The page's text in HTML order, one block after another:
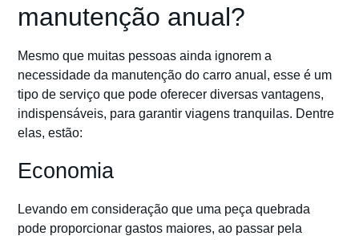
manutenção anual?
Mesmo que muitas pessoas ainda ignorem a
necessidade da manutenção do carro anual, esse é um
tipo de serviço que pode oferecer diversas vantagens,
indispensáveis, para garantir viagens tranquilas. Dentre
elas, estão:
Economia
Levando em consideração que uma peça quebrada
pode proporcionar gastos maiores, ao passar pela